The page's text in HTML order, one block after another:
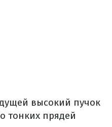
высокий пучок
тонких прядей